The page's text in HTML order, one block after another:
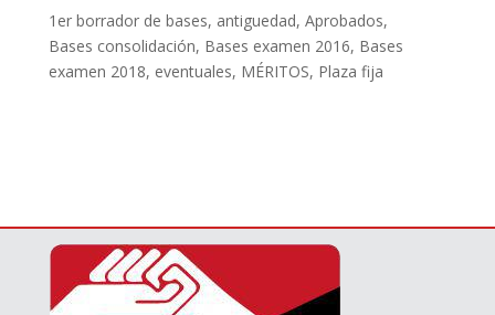
1er borrador de bases, antiguedad, Aprobados,
Bases consolidación, Bases examen 2016, Bases
examen 2018, eventuales, MÉRITOS, Plaza fija